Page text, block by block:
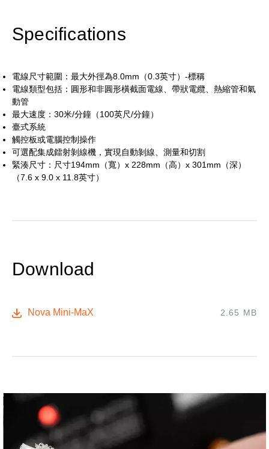
Specifications
電線尺寸範圍：最大外徑為8.0mm（0.3英寸）-標稱
電線類型包括：圓形和非圓形橫截面電線、帶狀電纜、熱縮管和氣
動管
最大速度：30米/分鐘（100英尺/分鐘）
臺式系統
觸控板或電腦控制操作
可選配集成鐳射剝線機，實現自動剝線、測量和切割
緊湊尺寸：尺寸194mm（寬）x 228mm（高）x 301mm（深）
（7.6 x 9.0 x 11.8英寸）
Download
Nova Mini-MaX 2.65 MB